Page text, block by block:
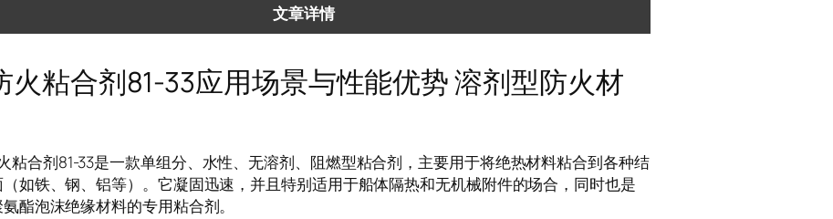
文章详情
火粘合剂81-33应用场景与性能优势 溶剂型防火材
合剂81-33是一款单组分、水性、无溶剂、阻燃型粘合剂，主要用于将绝热材料粘合到各种结
如铁、钢、铝等）。它凝固迅速，并且特别适用于船体隔热和无机械附件的场合，同时也是
酯泡沫绝缘材料的专用粘合剂。